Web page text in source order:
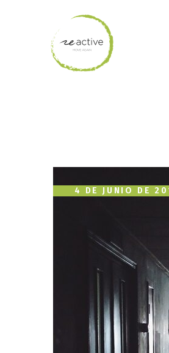
4 DE JUNIO DE